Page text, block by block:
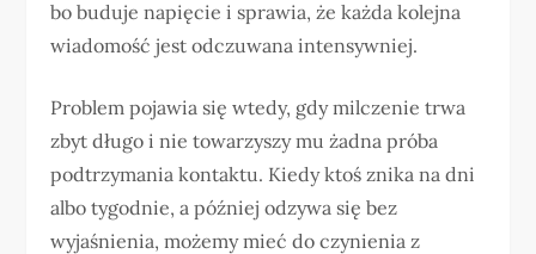
bo buduje napięcie i sprawia, że każda kolejna
wiadomość jest odczuwana intensywniej.
Problem pojawia się wtedy, gdy milczenie trwa
zbyt długo i nie towarzyszy mu żadna próba
podtrzymania kontaktu. Kiedy ktoś znika na dni
albo tygodnie, a później odzywa się bez
wyjaśnienia, możemy mieć do czynienia z